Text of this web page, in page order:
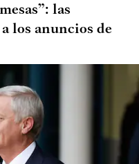
las
los anuncios de